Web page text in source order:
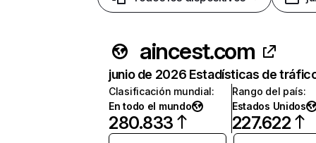
aincest.com
junio de 2026 Estadísticas de
Clasificación mundial:
En todo el mundo
280.833
Rango del país:
Estados Unidos
227.622